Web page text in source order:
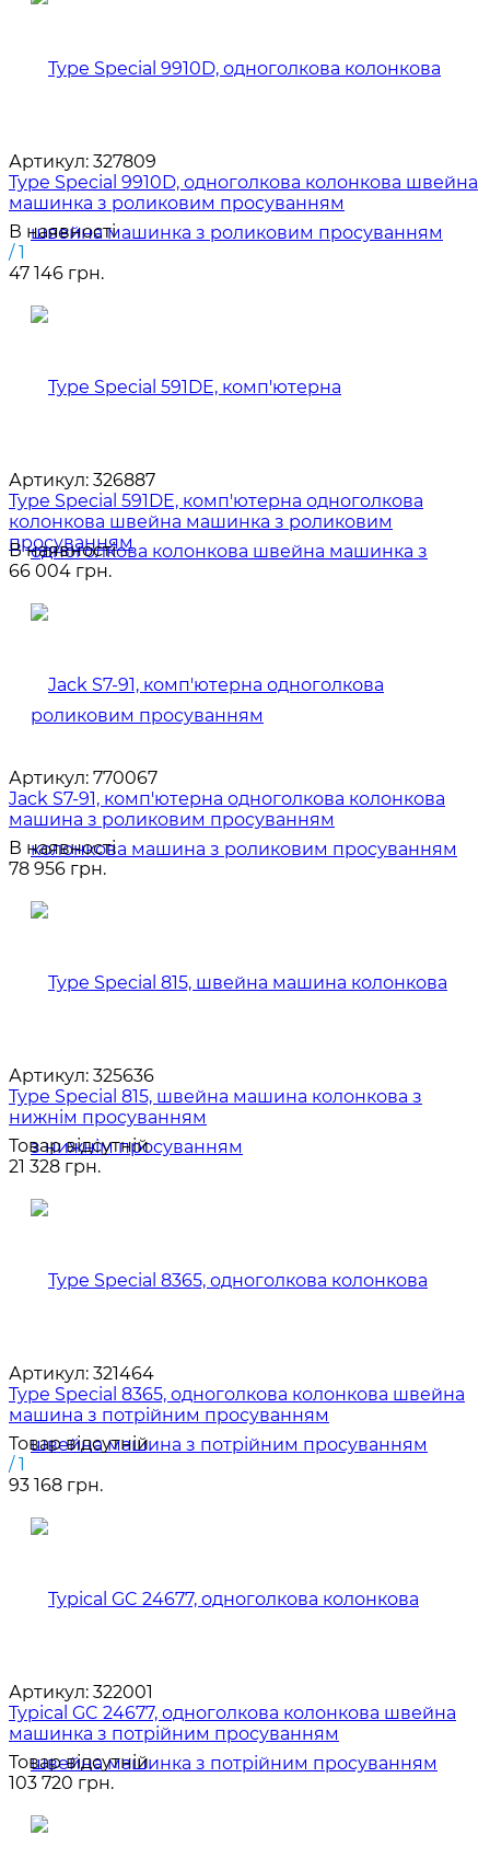
Артикул: 327809
Type Special 9910D, одноголкова колонкова швейна
машинка з роликовим просуванням
В наявності
/ 1
47 146 грн.
Артикул: 326887
Type Special 591DE, комп'ютерна одноголкова
колонкова швейна машинка з роликовим
просуванням
В наявності
66 004 грн.
Артикул: 770067
Jack S7-91, комп'ютерна одноголкова колонкова
машина з роликовим просуванням
В наявності
78 956 грн.
Артикул: 325636
Type Special 815, швейна машина колонкова з
нижнім просуванням
Товар відсутній
21 328 грн.
Артикул: 321464
Type Special 8365, одноголкова колонкова швейна
машина з потрійним просуванням
Товар відсутній
/ 1
93 168 грн.
Артикул: 322001
Typical GC 24677, одноголкова колонкова швейна
машинка з потрійним просуванням
Товар відсутній
103 720 грн.